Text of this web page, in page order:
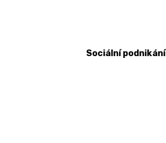
Sociální podnikání